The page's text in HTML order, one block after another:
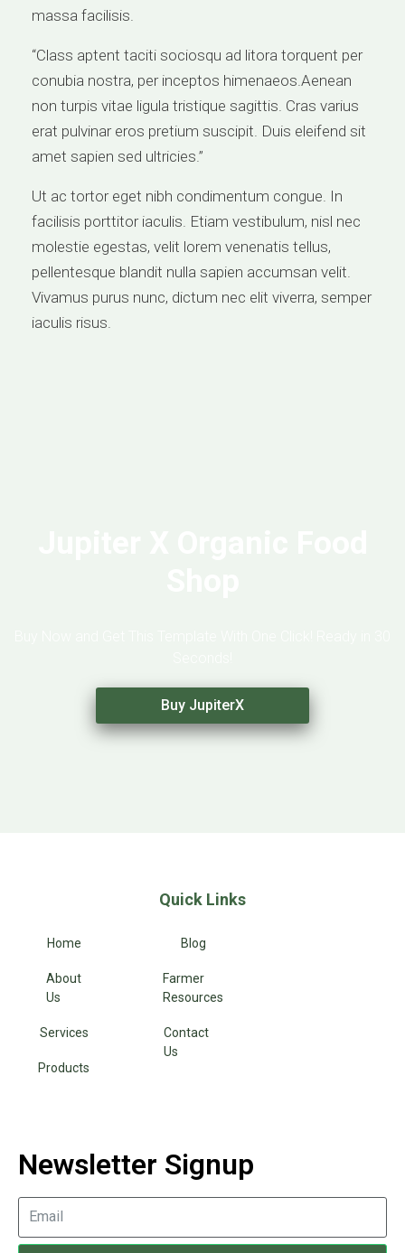
massa facilisis.
“Class aptent taciti sociosqu ad litora torquent per
conubia nostra, per inceptos himenaeos.Aenean
non turpis vitae ligula tristique sagittis. Cras varius
erat pulvinar eros pretium suscipit. Duis eleifend sit
amet sapien sed ultricies.”
Ut ac tortor eget nibh condimentum congue. In
facilisis porttitor iaculis. Etiam vestibulum, nisl nec
molestie egestas, velit lorem venenatis tellus,
pellentesque blandit nulla sapien accumsan velit.
Vivamus purus nunc, dictum nec elit viverra, semper
iaculis risus.
Buy JupiterX
Quick Links
Home
About
Us
Services
Products
Blog
Farmer
Resources
Contact
Us
Newsletter Signup